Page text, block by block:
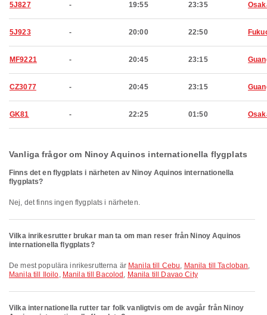
5J827 - 19:55 23:35
5J923 - 20:00 22:50
MF9221 - 20:45 23:15
CZ3077 - 20:45 23:15
GK81 - 22:25 01:50
Vanliga frågor om Ninoy Aquinos internationella flygplats
Finns det en flygplats i närheten av Ninoy Aquinos internationella
flygplats?
Nej, det finns ingen flygplats i närheten.
Vilka inrikesrutter brukar man ta om man reser från Ninoy Aquinos
internationella flygplats?
De mest populära inrikesrutterna är Manila till Cebu, Manila till Tacloban,
Manila till Iloilo, Manila till Bacolod , Manila till Davao City
Vilka internationella rutter tar folk vanligtvis om de avgår från Ninoy